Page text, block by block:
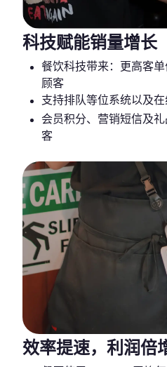
科技赋能销量增长
餐饮科技带来：更高客
顾客
支持排队等位系统以及
会员积分、营销短信及
客
效率提速，利润倍